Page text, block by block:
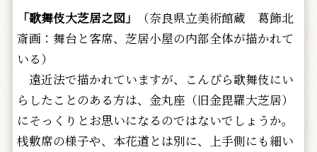
「歌舞伎大芝居之図」
（奈良県立美術館蔵 葛飾北
斎画：舞台と客席、芝居小屋の内部全体が描かれて
いる）
遠近法で描かれていますが、こんぴら歌舞伎にい
らしたことのある方は、金丸座（旧金毘羅大芝居）
にそっくりとお思いになるのではないでしょうか。
桟敷席の様子や、本花道とは別に、上手側にも細い